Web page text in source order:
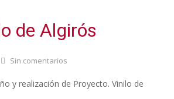
de Algirós
Sin comentarios
y realización de Proyecto. Vinilo de